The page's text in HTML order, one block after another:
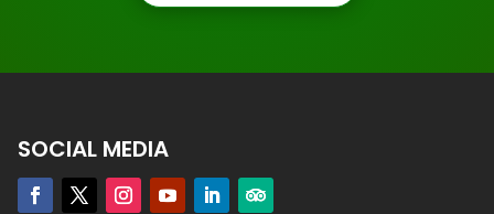
SOCIAL MEDIA